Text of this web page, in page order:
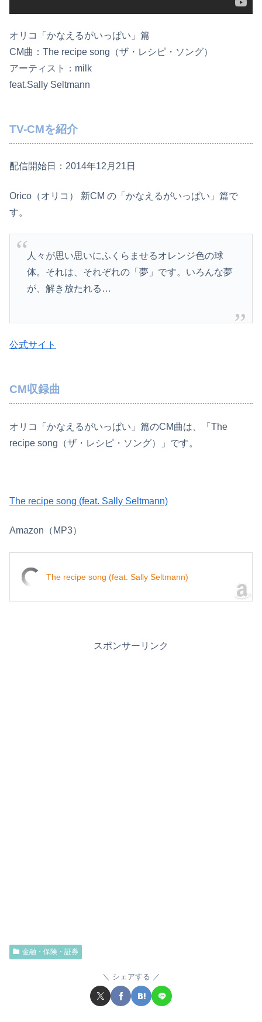
オリコ「かなえるがいっぱい」篇
CM曲：The recipe song（ザ・レシピ・ソング）
アーティスト：milk
feat.Sally Seltmann
TV-CMを紹介
配信開始日：2014年12月21日
Orico（オリコ） 新CM の「かなえるがいっぱい」篇で
す。
人々が思い思いにふくらませるオレンジ色の球
体。それは、それぞれの「夢」です。いろんな夢
が、解き放たれる…
公式サイト
CM収録曲
オリコ「かなえるがいっぱい」篇のCM曲は、「The
recipe song（ザ・レシピ・ソング）」です。
The recipe song (feat. Sally Seltmann)
Amazon（MP3）
The recipe song (feat. Sally Seltmann)
スポンサーリンク
金融・保険・証券
シェアする